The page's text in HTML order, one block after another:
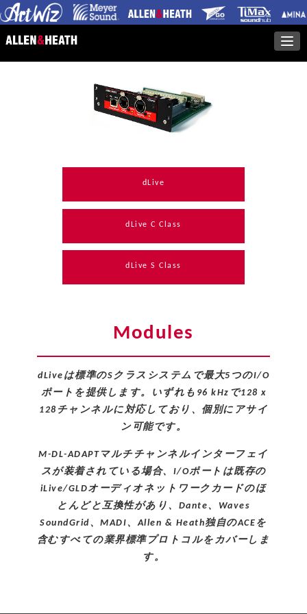
dLive
dLive C Class
dLive S Class
Modules
dLiveは標準のSクラスシステムで最大5つのI/O
ポートを提供します。いずれも96 kHzで128 x
128チャンネルに対応しており、個別にアサイ
ン可能です。
​M-DL-ADAPTマルチチャンネルインターフェイ
スが装着されている場合、I/Oポートは既存の
iLive/GLDオーディオネットワークカードのほ
とんどと互換性があり、Dante、Waves
SoundGrid、MADI、Allen & Heath独自のACEを
含むすべての業界標準プロトコルをカバーしま
す。